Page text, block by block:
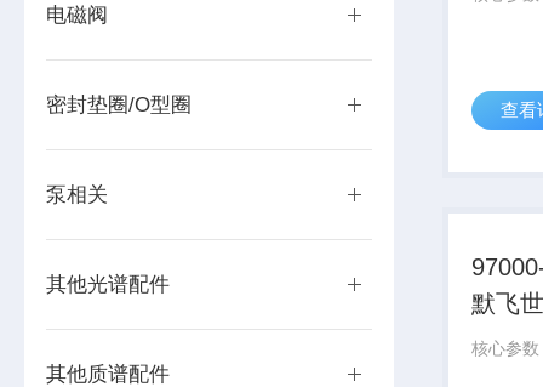
电磁阀
密封垫圈/O型圈
泵相关
其他光谱配件
其他质谱配件
查看
默飞
材